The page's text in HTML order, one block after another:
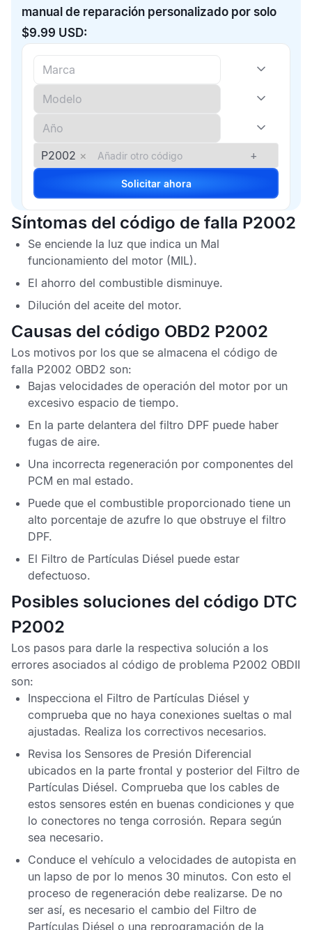
manual de reparación personalizado por solo
$9.99 USD:
P2002 × +
Solicitar ahora
Síntomas del código de falla P2002
Se enciende la luz que indica un Mal
funcionamiento del motor (MIL).
El ahorro del combustible disminuye.
Dilución del aceite del motor.
Causas del código OBD2 P2002
Los motivos por los que se almacena el código de
falla P2002 OBD2 son:
Bajas velocidades de operación del motor por un
excesivo espacio de tiempo.
En la parte delantera del filtro DPF puede haber
fugas de aire.
Una incorrecta regeneración por componentes del
PCM en mal estado.
Puede que el combustible proporcionado tiene un
alto porcentaje de azufre lo que obstruye el filtro
DPF.
El Filtro de Partículas Diésel puede estar
defectuoso.
Posibles soluciones del código DTC
P2002
Los pasos para darle la respectiva solución a los
errores asociados al código de problema P2002 OBDII
son:
Inspecciona el Filtro de Partículas Diésel y
comprueba que no haya conexiones sueltas o mal
ajustadas. Realiza los correctivos necesarios.
Revisa los Sensores de Presión Diferencial
ubicados en la parte frontal y posterior del Filtro de
Partículas Diésel. Comprueba que los cables de
estos sensores estén en buenas condiciones y que
lo conectores no tenga corrosión. Repara según
sea necesario.
Conduce el vehículo a velocidades de autopista en
un lapso de por lo menos 30 minutos. Con esto el
proceso de regeneración debe realizarse. De no
ser así, es necesario el cambio del Filtro de
Partículas Diésel o una reprogramación de la